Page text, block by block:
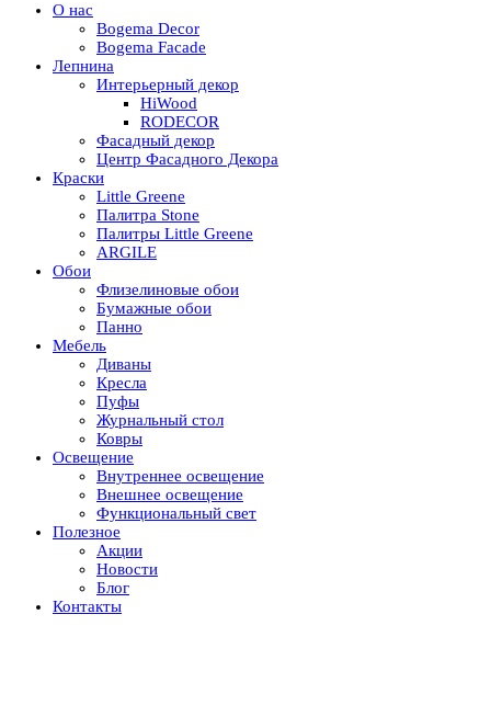
О нас
Bogema Decor
Bogema Facade
Лепнина
Интерьерный декор
HiWood
RODECOR
Фасадный декор
Центр Фасадного Декора
Краски
Little Greene
Палитра Stone
Палитры Little Greene
ARGILE
Обои
Флизелиновые обои
Бумажные обои
Панно
Мебель
Диваны
Кресла
Пуфы
Журнальный стол
Ковры
Освещение
Внутреннее освещение
Внешнее освещение
Функциональный свет
Полезное
Акции
Новости
Блог
Контакты